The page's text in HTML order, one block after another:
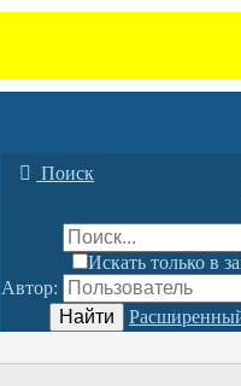
Поиск
Искать только в
Автор:
Найти